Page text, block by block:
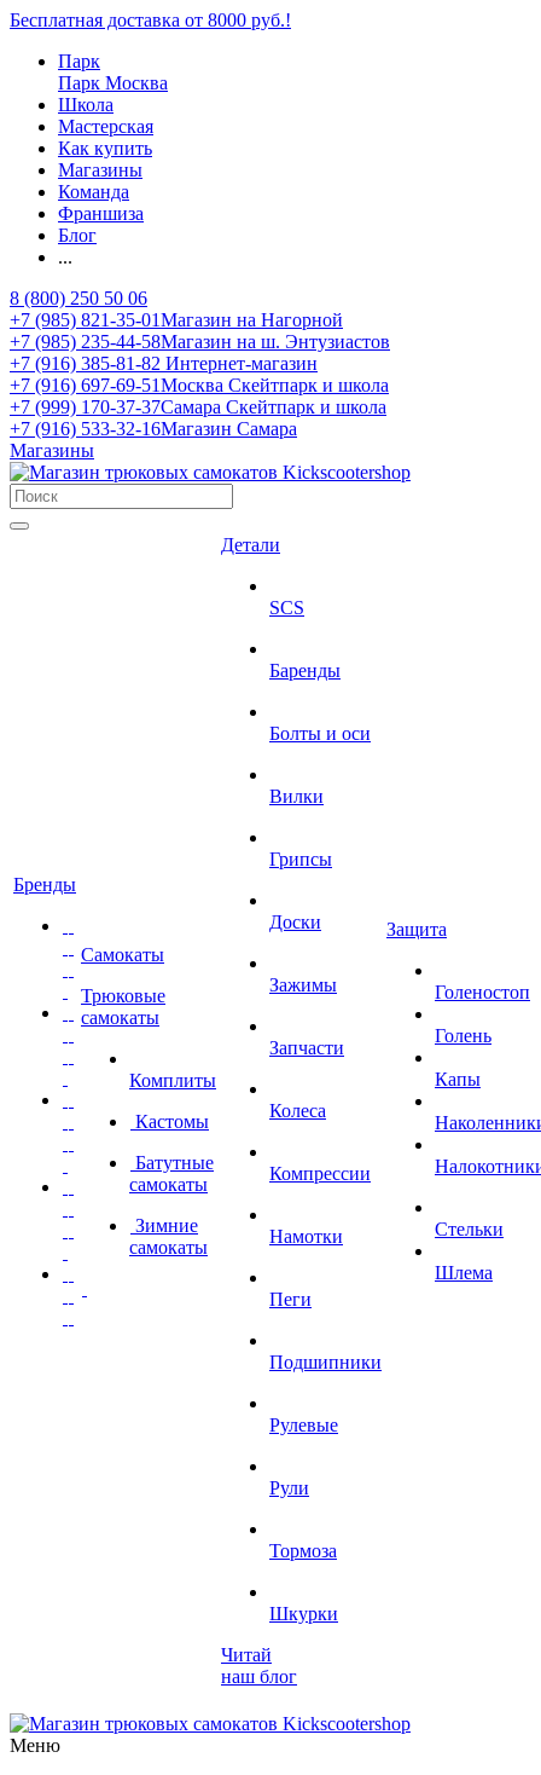
Бесплатная доставка от 8000 руб.!
Парк
Парк Москва
Школа
Мастерская
Как купить
Магазины
Команда
Франшиза
Блог
...
8 (800) 250 50 06
+7 (985) 821-35-01Магазин на Нагорной
+7 (985) 235-44-58Магазин на ш. Энтузиастов
+7 (916) 385-81-82 Интернет-магазин
+7 (916) 697-69-51Москва Скейтпарк и школа
+7 (999) 170-37-37Самара Скейтпарк и школа
+7 (916) 533-32-16Магазин Самара
Магазины
Бренды
Самокаты
Трюковые
самокаты
Комплиты
Кастомы
Батутные
самокаты
Зимние
самокаты
Детали
SCS
Баренды
Болты и оси
Вилки
Грипсы
Доски
Зажимы
Запчасти
Колеса
Компрессии
Намотки
Пеги
Подшипники
Рулевые
Рули
Тормоза
Шкурки
Читай
наш блог
Защита
Голеностоп
Голень
Капы
Стельки
Шлема
Меню